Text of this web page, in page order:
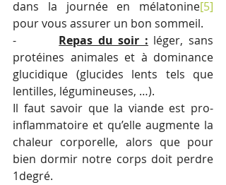
dans la journée en mélatonine[5]
pour vous assurer un bon sommeil.
- Repas du soir : léger, sans
protéines animales et à dominance
glucidique (glucides lents tels que
lentilles, légumineuses, …).
Il faut savoir que la viande est pro-
inflammatoire et qu’elle augmente la
chaleur corporelle, alors que pour
bien dormir notre corps doit perdre
1degré.